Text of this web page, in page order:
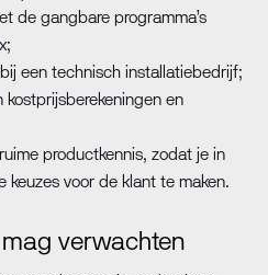
de gangbare programma’s
een technisch installatiebedrijf;
kostprijsberekeningen en
productkennis, zodat je in
voor de klant te maken.
verwachten